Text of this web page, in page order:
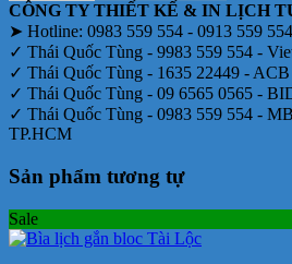
CÔNG TY THIẾT KẾ & IN LỊCH
➤ Hotline: 0983 559 554 - 0913 559
✓ Thái Quốc Tùng - 9983 559 554 -
✓ Thái Quốc Tùng - 1635 22449 -
✓ Thái Quốc Tùng - 09 6565 0565 -
✓ Thái Quốc Tùng - 0983 559 554 -
TP.HCM
Sản phẩm tương tự
Sale